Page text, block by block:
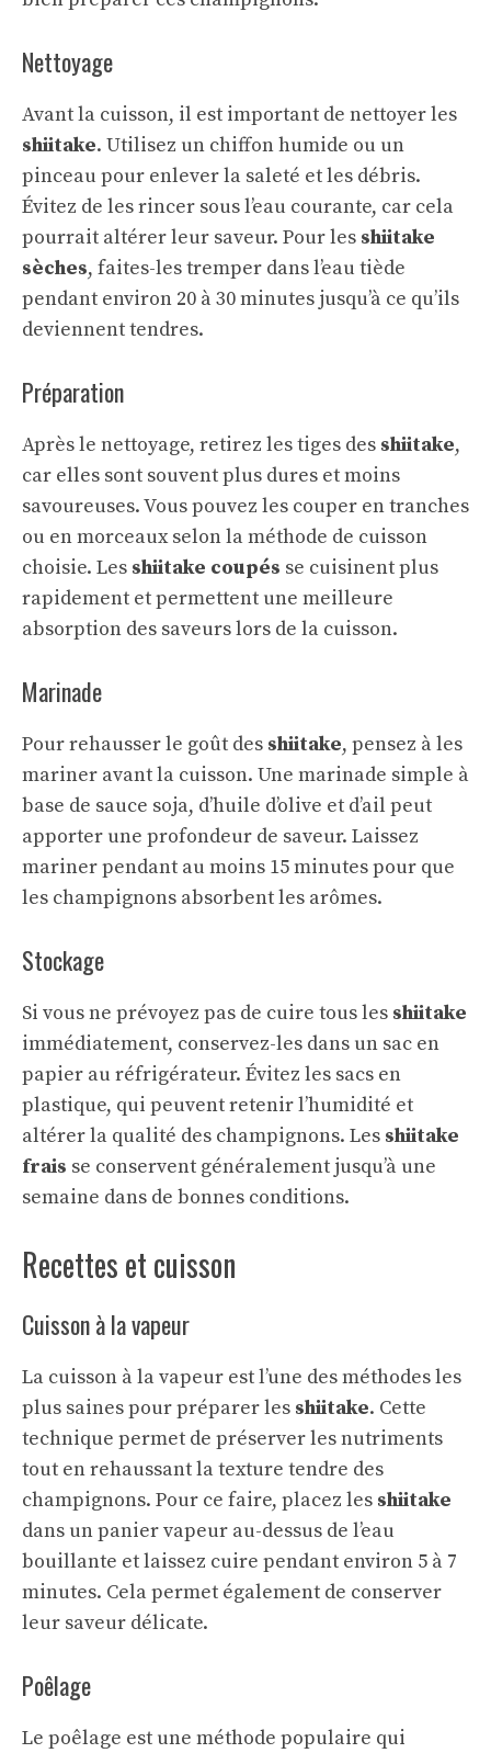
Nettoyage
Avant la cuisson, il est important de nettoyer les
shiitake. Utilisez un chiffon humide ou un
pinceau pour enlever la saleté et les débris.
Évitez de les rincer sous l’eau courante, car cela
pourrait altérer leur saveur. Pour les shiitake
sèches, faites-les tremper dans l’eau tiède
pendant environ 20 à 30 minutes jusqu’à ce qu’ils
deviennent tendres.
Préparation
Après le nettoyage, retirez les tiges des shiitake,
car elles sont souvent plus dures et moins
savoureuses. Vous pouvez les couper en tranches
ou en morceaux selon la méthode de cuisson
choisie. Les shiitake coupés se cuisinent plus
rapidement et permettent une meilleure
absorption des saveurs lors de la cuisson.
Marinade
Pour rehausser le goût des shiitake, pensez à les
mariner avant la cuisson. Une marinade simple à
base de sauce soja, d’huile d’olive et d’ail peut
apporter une profondeur de saveur. Laissez
mariner pendant au moins 15 minutes pour que
les champignons absorbent les arômes.
Stockage
Si vous ne prévoyez pas de cuire tous les shiitake
immédiatement, conservez-les dans un sac en
papier au réfrigérateur. Évitez les sacs en
plastique, qui peuvent retenir l’humidité et
altérer la qualité des champignons. Les shiitake
frais se conservent généralement jusqu’à une
semaine dans de bonnes conditions.
Recettes et cuisson
Cuisson à la vapeur
La cuisson à la vapeur est l’une des méthodes les
plus saines pour préparer les shiitake. Cette
technique permet de préserver les nutriments
tout en rehaussant la texture tendre des
champignons. Pour ce faire, placez les shiitake
dans un panier vapeur au-dessus de l’eau
bouillante et laissez cuire pendant environ 5 à 7
minutes. Cela permet également de conserver
leur saveur délicate.
Poêlage
Le poêlage est une méthode populaire qui